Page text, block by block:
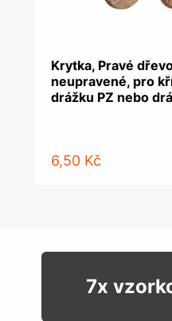
Krytka, Pravé
neupravené, pro
drážku PZ nebo
6,50 Kč
7x